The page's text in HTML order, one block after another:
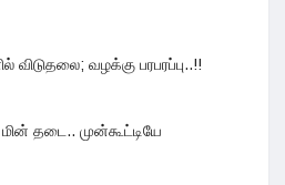
விடுதலை; வழக்கு பரபரப்பு..!!
தடை.. முன்கூட்டியே